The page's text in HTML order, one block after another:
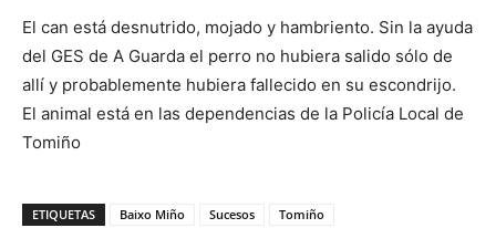
El can está desnutrido, mojado y hambriento. Sin la ayuda
del GES de A Guarda el perro no hubiera salido sólo de
allí y probablemente hubiera fallecido en su escondrijo.
El animal está en las dependencias de la Policía Local de
Tomiño
ETIQUETAS Baixo Miño Sucesos Tomiño